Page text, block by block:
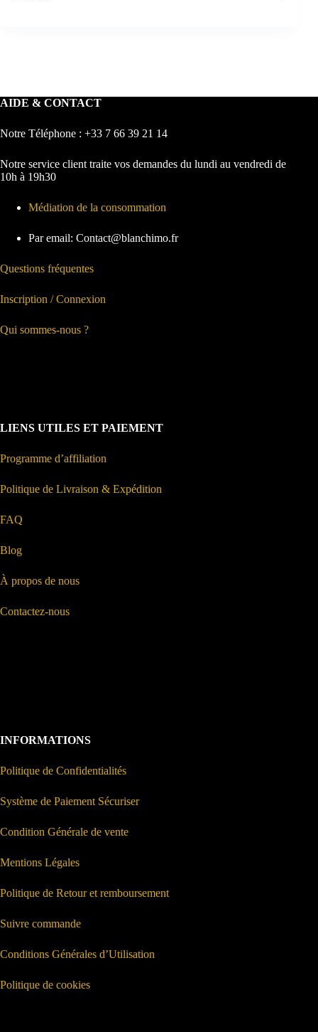
AIDE & CONTACT
Notre Téléphone : +33 7 66 39 21 14
Notre service client traite vos demandes du lundi au vendredi de
10h à 19h30
Médiation de la consommation
Par email: Contact@blanchimo.fr
Questions fréquentes
Inscription / Connexion
Qui sommes-nous ?
LIENS UTILES ET PAIEMENT
Programme d’affiliation
Politique de Livraison & Expédition
FAQ
Blog
À propos de nous
Contactez-nous
INFORMATIONS
Politique de Confidentialités
Système de Paiement Sécuriser
Condition Générale de vente
Mentions Légales
Politique de Retour et remboursement
Suivre commande
Conditions Générales d’Utilisation
Politique de cookies